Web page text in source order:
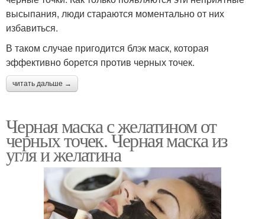
высыпания, люди стараются моментально от них
избавиться.
В таком случае пригодится блэк маск, которая
эффективно борется против черных точек.
читать дальше →
Черная маска с желатином от
черных точек. Черная маска из
угля и желатина